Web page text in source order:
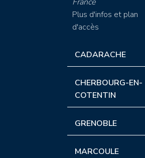
Plus d'infos et plan
d'accès
CADARACHE
CHERBOURG-EN-
COTENTIN
GRENOBLE
MARCOULE